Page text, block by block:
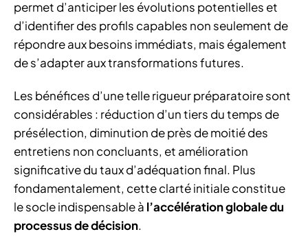
permet d’anticiper les évolutions potentielles et
d’identifier des profils capables non seulement de
répondre aux besoins immédiats, mais également
de s’adapter aux transformations futures.
Les bénéfices d’une telle rigueur préparatoire sont
considérables : réduction d’un tiers du temps de
présélection, diminution de près de moitié des
entretiens non concluants, et amélioration
significative du taux d’adéquation final. Plus
fondamentalement, cette clarté initiale constitue
le socle indispensable à l’accélération globale du
processus de décision.